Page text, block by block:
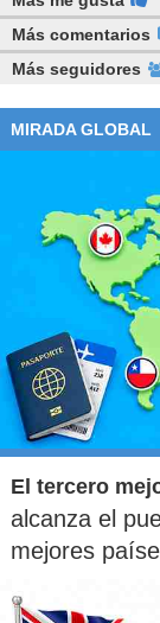
Más comentarios
Más seguidores
MIRADA GLOBAL
El tercero
alcanza el
mejores